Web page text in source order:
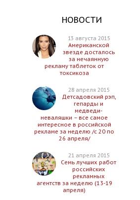
НОВОСТИ
13 августа 2015
Американской
звезде досталось
за нечаянную
рекламу таблеток от
токсикоза
28 апреля 2015
Детсадовский рэп,
гепарды и
медведи-
неваляшки – все самое
интересное в российской
рекламе за неделю /с 20 по
26 апреля/
21 апреля 2015
Семь лучших работ
российских
рекламных
агентств за неделю (13-19
апреля)